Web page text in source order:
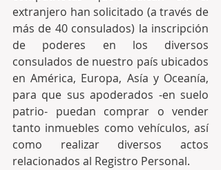
extranjero han solicitado (a través de
más de 40 consulados) la inscripción
de poderes en los diversos
consulados de nuestro país ubicados
en América, Europa, Asía y Oceanía,
para que sus apoderados -en suelo
patrio- puedan comprar o vender
tanto inmuebles como vehículos, así
como realizar diversos actos
relacionados al Registro Personal.